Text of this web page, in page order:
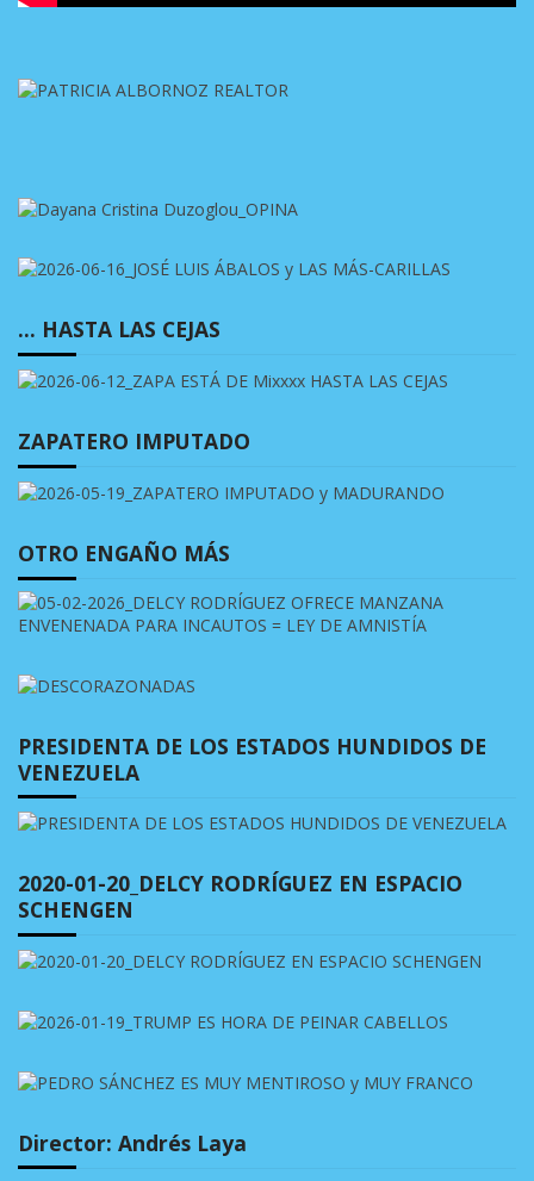
… HASTA LAS CEJAS
ZAPATERO IMPUTADO
OTRO ENGAÑO MÁS
PRESIDENTA DE LOS ESTADOS HUNDIDOS DE
VENEZUELA
2020-01-20_DELCY RODRÍGUEZ EN ESPACIO
SCHENGEN
Director: Andrés Laya